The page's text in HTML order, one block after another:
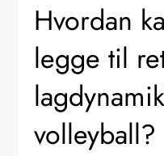
Hvordan
legge til
volleyball?